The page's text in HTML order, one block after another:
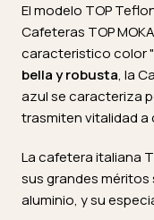
El modelo TOP
Cafeteras TOP
caracteristico color
bella y robusta, la
azul se caracteriza
trasmiten vitalidad a
La cafetera italiana
sus grandes
aluminio, y su